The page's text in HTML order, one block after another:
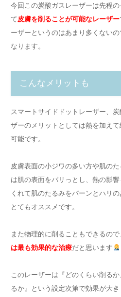
今回この炭酸ガスレーザーは先程
て 皮膚を削ることが可能なレーザー
ーザーというのはあまり多くない
なります。
こんなメリットも
スマートサイドドットレーザー、
ザーのメリットとしては熱を加え
可能です。
皮膚表面の小ジワの多い方や肌の
は肌の表面をパリっとし、熱の影
くれて肌のたるみをパーンとハリ
とてもオススメです。
また物理的に削ることもできるので
は最も効果的な治療だと思います
このレーザーは『どのくらい削る
るか』という設定次第で効果が大